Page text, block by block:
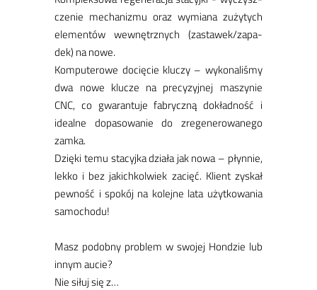
cze­nie me­cha­ni­zmu oraz wy­mia­na zu­ży­tych
ele­men­tów we­wnętrz­nych (za­sta­we­k/za­pa­
dek) na no­we.
Kom­pu­te­ro­we do­cię­cie klu­czy – wy­ko­na­li­śmy
dwa no­we klu­cze na pre­cy­zyj­nej ma­szy­nie
CNC, co gwa­ran­tu­je fa­brycz­ną do­kład­ność i
ide­al­ne do­pa­so­wa­nie do zre­ge­ne­ro­wa­ne­go
zam­ka.
Dzię­ki te­mu sta­cyj­ka dzia­ła jak no­wa – płyn­nie,
lek­ko i bez ja­kich­kol­wiek za­cięć. Klient zy­skał
pew­ność i spo­kój na ko­lej­ne la­ta użyt­ko­wa­nia
sa­mo­cho­du!
​Masz po­dob­ny pro­blem w swo­jej Hon­dzie lub
in­nym au­cie?
Nie si­łuj się z…